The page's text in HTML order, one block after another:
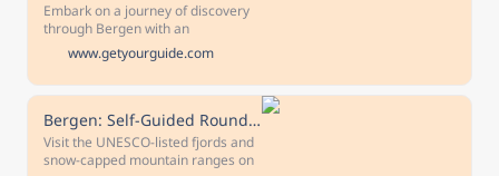
Embark on a journey of discovery
through Bergen with an
informative and inspiring local
guide. Get to know the most
important sights of the city
including the Hanseatic quarter
(Bryggen) and St.Mary's Church.
www.getyourguide.com
Bergen: Self-Guided Round-Trip Full-Day Excursion
Visit the UNESCO-listed fjords and
snow-capped mountain ranges on